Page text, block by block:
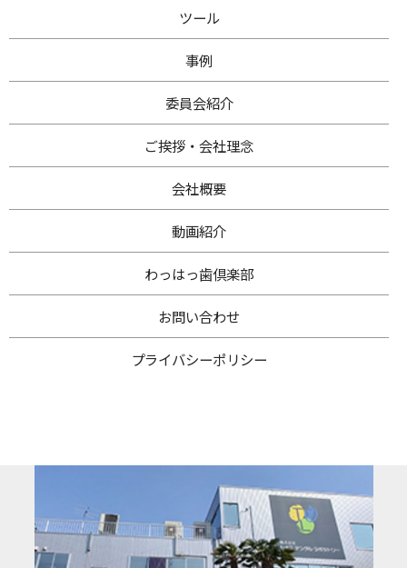
ツール
事例
委員会紹介
ご挨拶・ 会社理念
会社概要
動画紹介
わっはっ歯倶楽部
お問い合わせ
プライバシーポリシー